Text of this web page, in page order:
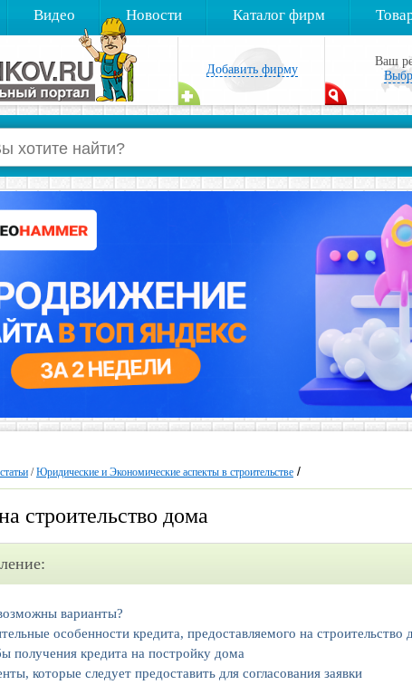
Видео Новости Каталог фирм
Ваш
Добавить фирму
/Юридические и Экономические аспекты в строительстве /
строительство дома
варианты?
особенности кредита, предоставляемого на строительство
получения кредита на постройку дома
которые следует предоставить для согласования заявки